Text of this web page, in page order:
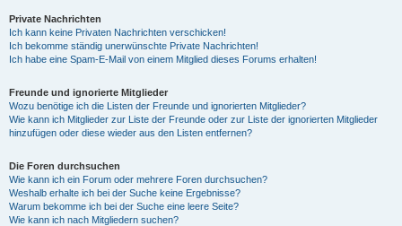
Private Nachrichten
Ich kann keine Privaten Nachrichten verschicken!
Ich bekomme ständig unerwünschte Private Nachrichten!
Ich habe eine Spam-E-Mail von einem Mitglied dieses Forums erhalten!
Freunde und ignorierte Mitglieder
Wozu benötige ich die Listen der Freunde und ignorierten Mitglieder?
Wie kann ich Mitglieder zur Liste der Freunde oder zur Liste der ignorierten Mitglieder
hinzufügen oder diese wieder aus den Listen entfernen?
Die Foren durchsuchen
Wie kann ich ein Forum oder mehrere Foren durchsuchen?
Weshalb erhalte ich bei der Suche keine Ergebnisse?
Warum bekomme ich bei der Suche eine leere Seite?
Wie kann ich nach Mitgliedern suchen?